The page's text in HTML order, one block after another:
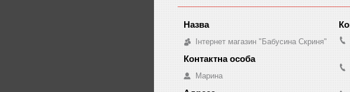
Інтернет магазин "Бабусина Скриня"
Марина